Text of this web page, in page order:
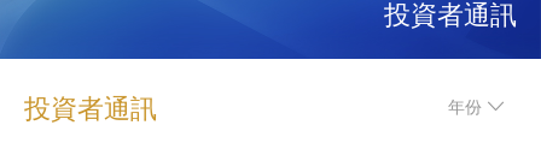
投資者通訊
投資者通訊 年份